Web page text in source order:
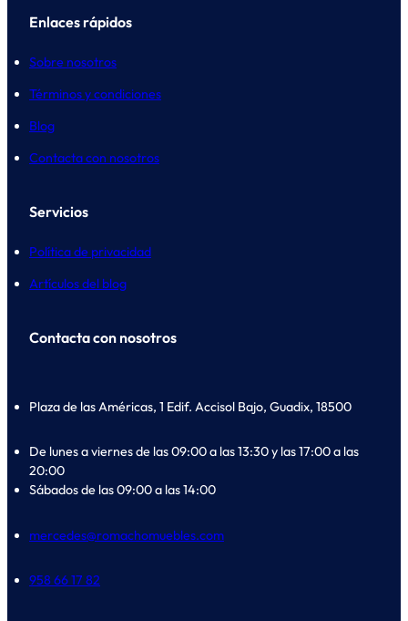
Enlaces rápidos
Sobre nosotros
Términos y condiciones
Blog
Contacta con nosotros
Servicios
Política de privacidad
Artículos del blog
Contacta con nosotros
Plaza de las Américas, 1 Edif. Accisol Bajo, Guadix, 18500
De lunes a viernes de las 09:00 a las 13:30 y las 17:00 a las
20:00
Sábados de las 09:00 a las 14:00
mercedes@romachomuebles.com
958 66 17 82